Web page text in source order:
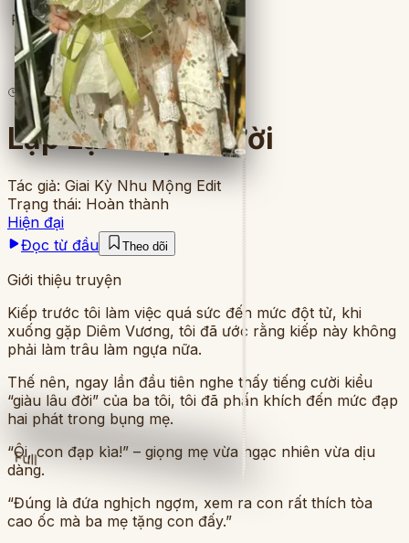
Full
Full
1lượt đọc· 8chương
Lặp Lại Kiếp Người
Tác giả: Giai Kỳ Nhu Mộng Edit
Trạng thái: Hoàn thành
Hiện đại
Đọc từ đầu
Theo dõi
Giới thiệu truyện
Kiếp trước tôi làm việc quá sức đến mức đột tử, khi
xuống gặp Diêm Vương, tôi đã ước rằng kiếp này không
phải làm trâu làm ngựa nữa.
Thế nên, ngay lần đầu tiên nghe thấy tiếng cười kiểu
“giàu lâu đời” của ba tôi, tôi đã phấn khích đến mức đạp
hai phát trong bụng mẹ.
“Ôi, con đạp kìa!” – giọng mẹ vừa ngạc nhiên vừa dịu
dàng.
“Đúng là đứa nghịch ngợm, xem ra con rất thích tòa
cao ốc mà ba mẹ tặng con đấy.”